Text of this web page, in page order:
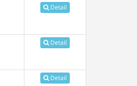
Detail
Detail
Detail